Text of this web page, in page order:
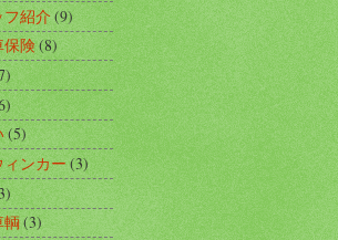
フ紹介(9)
保険(8)
(5)
ィンカー(3)
輌 (3)